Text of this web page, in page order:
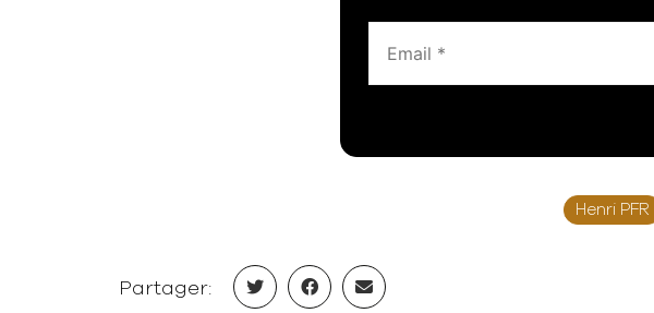
Henri PFR
Partager: